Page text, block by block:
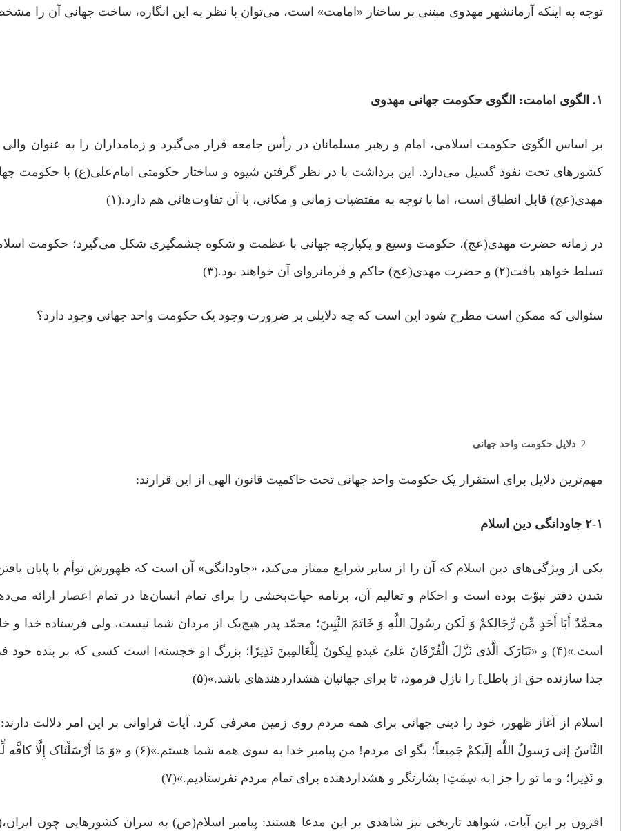
توجه به اینکه آرمانشهر مهدوی مبتنی‌ بر ساختار «‌امامت» است، می‌توان با نظر به این انگاره، ساخت جهانی آن‌ را
۱. الگوی امامت: الگوی حکومت جهانی مهدوی
بر اساس الگوی حکومت اسلامی، امام و رهبر مسلمانان در رأس جامعه قرار می‌گیرد و زمامداران‌ را به ‌عنوان والی
کشورهای تحت‌ نفوذ گسیل می‌دارد. این برداشت با در‌ نظر ‌گرفتن شیوه و ساختار حکومتی امام‌علی(ع) با حکومت
مهدی(عج) قابل انطباق است، اما با توجه به مقتضیات زمانی و مکانی، با آن تفاوت‌هائی هم دارد.(۱)
در زمانه حضرت مهدی(عج)، حکومت وسیع و یکپارچه جهانی با عظمت و شکوه چشمگیری شکل می‌گیرد؛ حکومت
تسلط خواهد یافت(۲) و حضرت مهدی(عج) حاکم و فرمانروای آن خواهند بود.(۳)
سئوالی که ممکن است مطرح شود این است که چه دلایلی بر ضرورت وجود یک حکومت واحد جهانی وجود دارد؟
دلایل حکومت واحد جهانی
مهم‌ترین دلایل برای استقرار یک حکومت واحد جهانی تحت حاکمیت قانون الهی از این قرارند:
۲-۱ جاودانگی دین اسلام
یکی از ویژگی‌های دین اسلام که آن‌ را از سایر شرایع ممتاز می‌کند، «جاودانگی» آن است که ظهورش توأم با پایان‌
‌شدن دفتر نبوّت بوده است و احکام و تعالیم آن، برنامه حیات‌بخشی را برای تمام انسان‌ها در تمام اعصار ارائه
محمَّدٌ أَبَا أَحَدٍ مِّن رِّجَالِکمْ وَ لَکن رسُولَ اللَّهِ وَ خَاتَمَ النَّبِینَ؛ محمّد پدر هیچ‌یک از مردان شما نیست، ولى فرستاده خدا و
است.»(۴) و «تَبَارَک الَّذى نَزَّلَ الْفُرْقَانَ عَلىَ‏ عَبدهِ لِیکونَ لِلْعَالمِینَ نَذِیرًا؛ بزرگ [و خجسته‏] است کسى‌ که بر بنده خود
جدا سازنده حق از باطل‏] را نازل فرمود، تا براى جهانیان هشداردهنده‏اى باشد.»(۵)
اسلام از آغاز ظهور، خود را دینی جهانی برای همه مردم روی زمین معرفی کرد. آیات فراوانی بر این امر دلالت دارند:
النَّاسُ إنی رَسولُ اللَّه إلَیکمْ جَمِیعاً؛ بگو اى مردم! من پیامبر خدا به ‌سوى همه شما هستم‏.»(۶) و
و نَذِیرا؛ و ما تو را جز [به سِمَتِ‏] بشارتگر و هشداردهنده براى تمام مردم نفرستادیم‏.»(۷)